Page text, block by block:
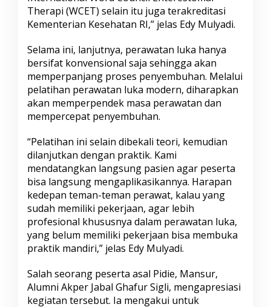
Therapi (WCET) selain itu juga terakreditasi
Kementerian Kesehatan RI,” jelas Edy Mulyadi.
Selama ini, lanjutnya, perawatan luka hanya
bersifat konvensional saja sehingga akan
memperpanjang proses penyembuhan. Melalui
pelatihan perawatan luka modern, diharapkan
akan memperpendek masa perawatan dan
mempercepat penyembuhan.
“Pelatihan ini selain dibekali teori, kemudian
dilanjutkan dengan praktik. Kami
mendatangkan langsung pasien agar peserta
bisa langsung mengaplikasikannya. Harapan
kedepan teman-teman perawat, kalau yang
sudah memiliki pekerjaan, agar lebih
profesional khususnya dalam perawatan luka,
yang belum memiliki pekerjaan bisa membuka
praktik mandiri,” jelas Edy Mulyadi.
Salah seorang peserta asal Pidie, Mansur,
Alumni Akper Jabal Ghafur Sigli, mengapresiasi
kegiatan tersebut. Ia mengakui untuk